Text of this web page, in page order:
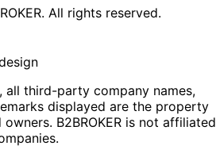
All rights reserved.
all third-party company names,
displayed are the property
B2BROKER is not affiliated